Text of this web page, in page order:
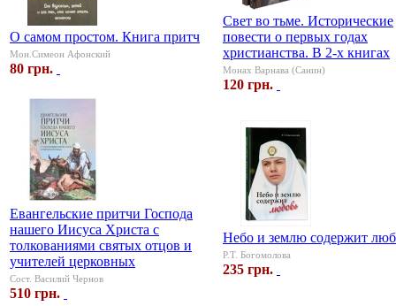
О самом простом. Книга притч
Мон.Симеон Афонский
80 грн.
Свет во тьме. Исторические
повести о первых годах
христианства. В 2-х книгах
Монах Варнава (Санин)
120 грн.
Евангельские притчи Господа
нашего Иисуса Христа с
толкованиями святых отцов и
учителей церковных
Сост. Василий Чернов
510 грн.
Небо и землю содержит
Р.Т. Богомолова
235 грн.